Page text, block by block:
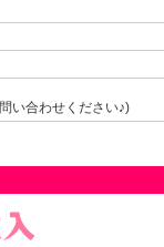
い合わせください♪)
国TOP